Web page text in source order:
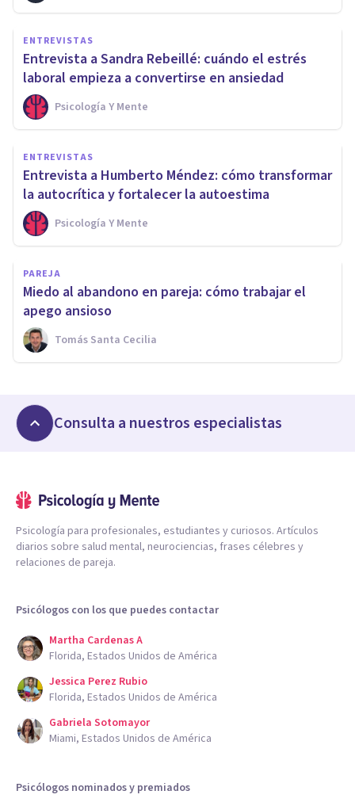
ENTREVISTAS
Entrevista a Sandra Rebeillé: cuándo el estrés
laboral empieza a convertirse en ansiedad
Psicología Y Mente
ENTREVISTAS
Entrevista a Humberto Méndez: cómo transformar
la autocrítica y fortalecer la autoestima
Psicología Y Mente
PAREJA
Miedo al abandono en pareja: cómo trabajar el
apego ansioso
Tomás Santa Cecilia
Consulta a nuestros especialistas
Psicología para profesionales, estudiantes y curiosos. Artículos
diarios sobre salud mental, neurociencias, frases célebres y
relaciones de pareja.
Psicólogos con los que puedes contactar
Martha Cardenas A
Florida, Estados Unidos de América
Jessica Perez Rubio
Florida, Estados Unidos de América
Gabriela Sotomayor
Miami, Estados Unidos de América
Psicólogos nominados y premiados